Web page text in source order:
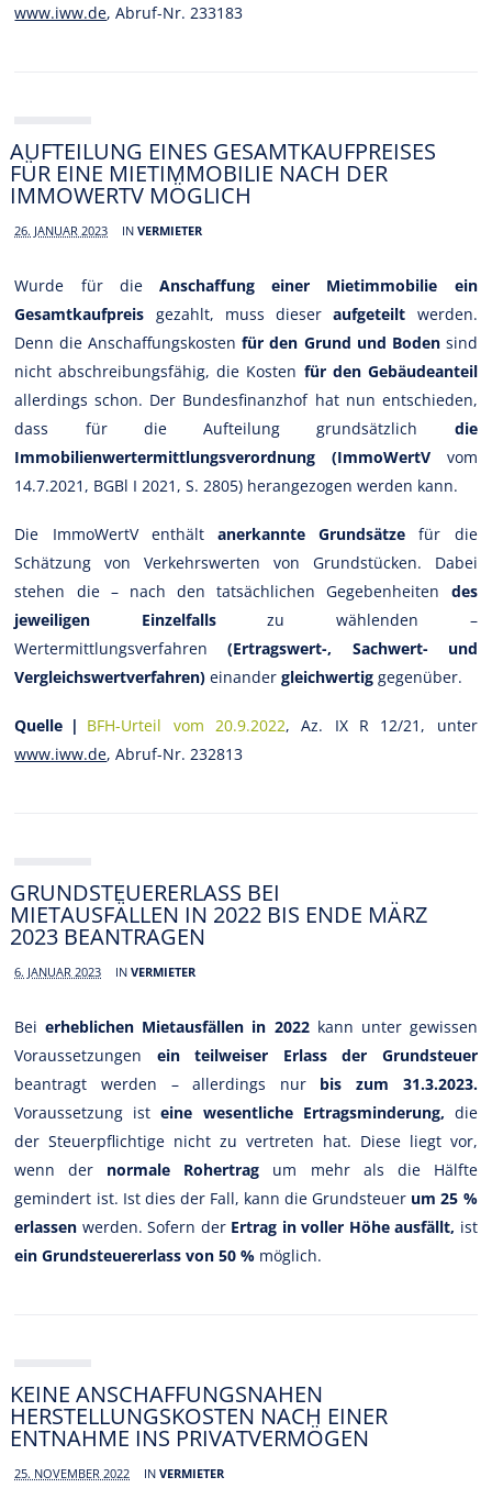
www.iww.de, Abruf-Nr. 233183
AUFTEILUNG EINES GESAMTKAUFPREISES
FÜR EINE MIETIMMOBILIE NACH DER
IMMOWERTV MÖGLICH
26. JANUAR 2023 INVERMIETER
Wurde für die Anschaffung einer Mietimmobilie ein
Gesamtkaufpreis gezahlt, muss dieseraufgeteilt werden.
Denn die Anschaffungskostenfür den Grund und Bodensind
nicht abschreibungsfähig, die Kosten für den Gebäudeanteil
allerdings schon. Der Bundesfinanzhof hat nun entschieden,
dass für die Aufteilung grundsätzlich die
Immobilienwertermittlungsverordnung (ImmoWertV vom
14.7.2021, BGBl I 2021, S. 2805) herangezogen werden kann.
Die ImmoWertV enthält anerkannte Grundsätze für die
Schätzung von Verkehrswerten von Grundstücken. Dabei
stehen die – nach den tatsächlichen Gegebenheiten des
jeweiligen Einzelfallszu wählenden –
Wertermittlungsverfahren(Ertragswert-, Sachwert- und
Vergleichswertverfahren) einandergleichwertig gegenüber.
Quelle | BFH-Urteil vom 20.9.2022, Az. IX R 12/21, unter
www.iww.de, Abruf-Nr. 232813
GRUNDSTEUERERLASS BEI
MIETAUSFÄLLEN IN 2022 BIS ENDE MÄRZ
2023 BEANTRAGEN
6. JANUAR 2023 INVERMIETER
Beierheblichen Mietausfällen in 2022kann unter gewissen
Voraussetzungen ein teilweiser Erlass der Grundsteuer
beantragt werden – allerdings nur bis zum 31.3.2023.
Voraussetzung isteine wesentliche Ertragsminderung, die
der Steuerpflichtige nicht zu vertreten hat. Diese liegt vor,
wenn der normale Rohertrag um mehr als die Hälfte
gemindert ist. Ist dies der Fall, kann die Grundsteuer um 25 %
erlassen werden. Sofern der Ertrag in voller Höhe ausfällt, ist
ein Grundsteuererlass von 50 % möglich.
KEINE ANSCHAFFUNGSNAHEN
HERSTELLUNGSKOSTEN NACH EINER
ENTNAHME INS PRIVATVERMÖGEN
25. NOVEMBER 2022 INVERMIETER